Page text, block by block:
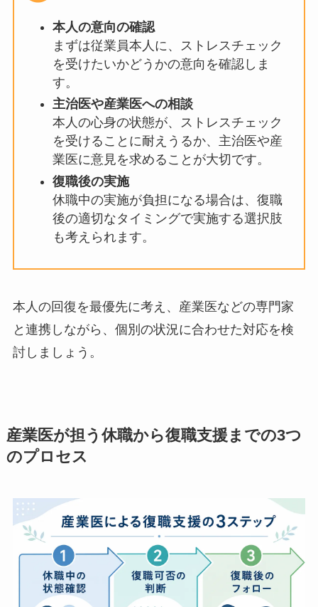
本人の意向の確認
まずは従業員本人に、ストレスチェッ
クを受けたいかどうかの意向を確認し
ます。
主治医や産業医への相談
本人の心身の状態が、ストレスチェッ
クを受けることに耐えうるか、主治医
や産業医に意見を求めることが大切で
す。
復職後の実施
休職中の実施が負担になる場合は、復
択肢も考えられます。
産業医が担う休職から復職支援までの3
つのプロセス